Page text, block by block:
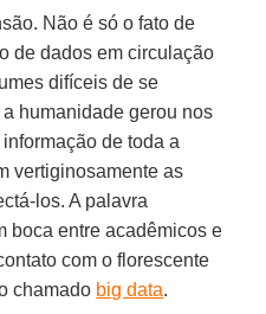
Não é só o fato de
de dados em circulação
difíceis de se
humanidade gerou nos
de toda a
vertiginosamente as
los. A palavra
boca entre acadêmicos e
com o florescente
chamado big data.